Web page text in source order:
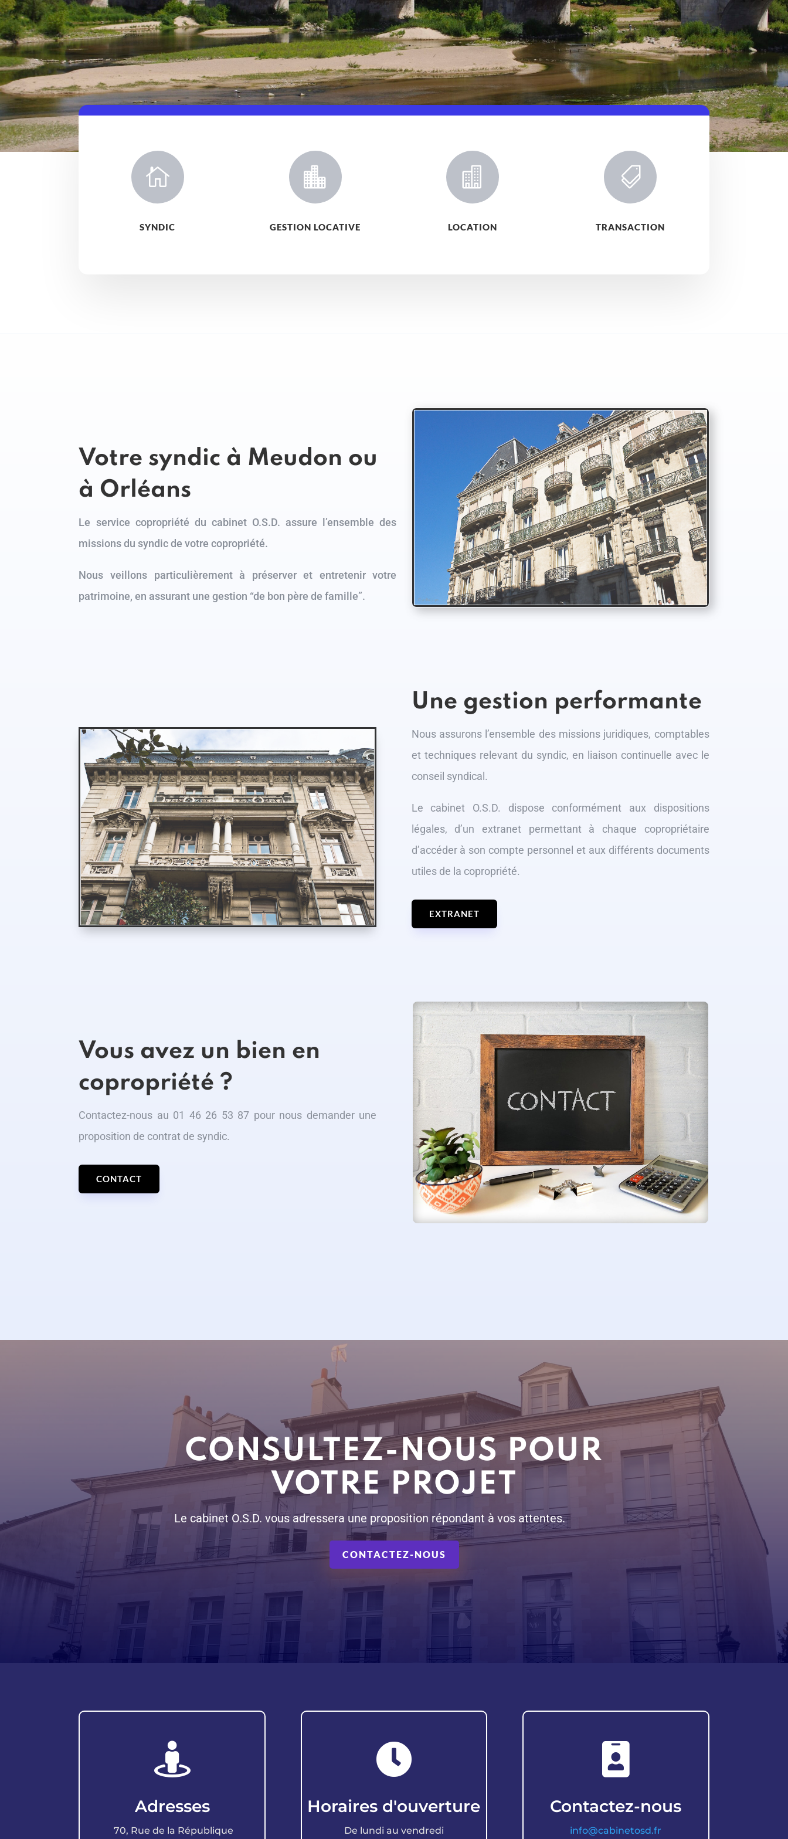

SYNDIC

GESTION LOCATIVE

LOCATION

TRANSACTION
Votre syndic à Meudon ou
à Orléans
Le service copropriété du cabinet O.S.D. assure l’ensemble des
missions du syndic de votre copropriété.
Nous veillons particulièrement à préserver et entretenir votre
patrimoine, en assurant une gestion “de bon père de famille”.
Une gestion performante
Nous assurons l’ensemble des missions juridiques, comptables
et techniques relevant du syndic, en liaison continuelle avec le
conseil syndical.
Le cabinet O.S.D. dispose conformément aux dispositions
légales, d’un extranet permettant à chaque copropriétaire
d’accéder à son compte personnel et aux différents documents
utiles de la copropriété.
EXTRANET
Vous avez un bien en
copropriété ?
Contactez-nous au 01 46 26 53 87 pour nous demander une
proposition de contrat de syndic.
CONTACT
CONSULTEZ-NOUS POUR
VOTRE PROJET
Le cabinet O.S.D. vous adressera une proposition répondant à vos attentes.
CONTACTEZ-NOUS

Adresses
70, Rue de la République

Horaires d'ouverture
De lundi au vendredi

Contactez-nous
info@cabinetosd.fr